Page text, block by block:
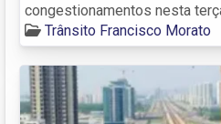
congestionamentos nesta
Trânsito Francisco Morato